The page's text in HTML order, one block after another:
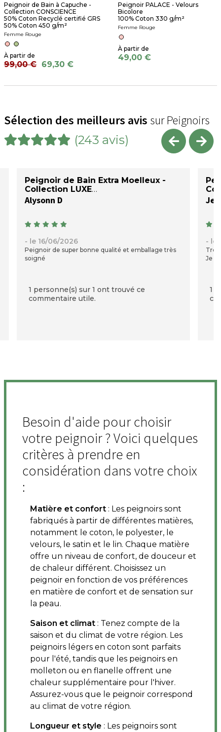
Peignoir de Bain à Capuche -
Collection CONSCIENCE
50% Coton Recyclé certifié GRS
50% Coton 450 g/m²
Femme Rouge
99,00 € 69,30 €
Peignoir PALACE - Velours
Bicolore
100% Coton 330 g/m²
Femme Rouge
49,00 €
Sélection des meilleurs avis sur Peignoirs
(243 avis)
Peignoir de Bain Extra Moelleux -
Collection LUXE
Alysonn D
- le 16/06/2026
Peignoir de super bonne qualité et emballage très
soigné
1 personne(s) sur 1 ont trouvé ce
commentaire utile.
- le
Très
Je
1
Besoin d'aide pour choisir
votre peignoir ? Voici quelques
critères à prendre en
considération dans votre choix
:
Matière et confort : Les peignoirs sont
fabriqués à partir de différentes matières,
notamment le coton, le polyester, le
velours, le satin et le lin. Chaque matière
offre un niveau de confort, de douceur et
de chaleur différent. Choisissez un
peignoir en fonction de vos préférences
en matière de confort et de sensation sur
la peau.
Saison et climat : Tenez compte de la
saison et du climat de votre région. Les
peignoirs légers en coton sont parfaits
pour l'été, tandis que les peignoirs en
molleton ou en flanelle offrent une
chaleur supplémentaire pour l'hiver.
Assurez-vous que le peignoir correspond
au climat de votre région.
Longueur et style : Les peignoirs sont